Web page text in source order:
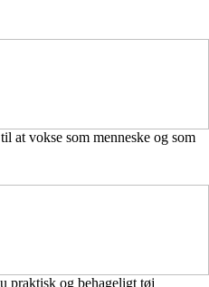
at vokse som menneske og som
praktisk og behageligt tøj